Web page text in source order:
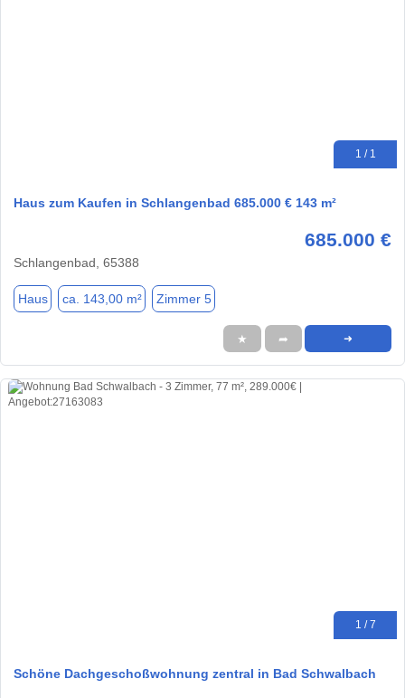
1 / 1
Haus zum Kaufen in Schlangenbad 685.000 € 143 m²
685.000 €
Schlangenbad, 65388
Haus ca. 143,00 m² Zimmer 5
★ ➦ ➜
1 / 7
Schöne Dachgeschoßwohnung zentral in Bad Schwalbach